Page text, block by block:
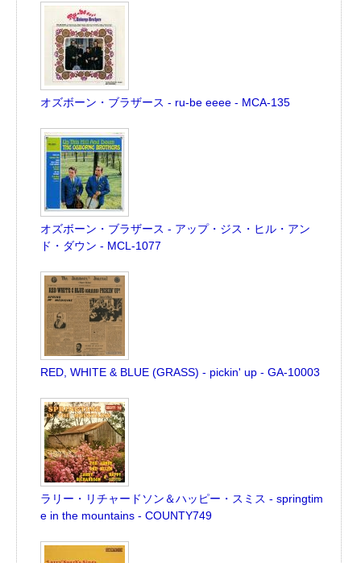
オズボーン・ブラザース - ru-be eeee - MCA-135
オズボーン・ブラザース - アップ・ジス・ヒル・アン
ド・ダウン - MCL-1077
RED, WHITE & BLUE (GRASS) - pickin' up - GA-10003
ラリー・リチャードソン＆ハッピー・スミス - springtim
e in the mountains - COUNTY749